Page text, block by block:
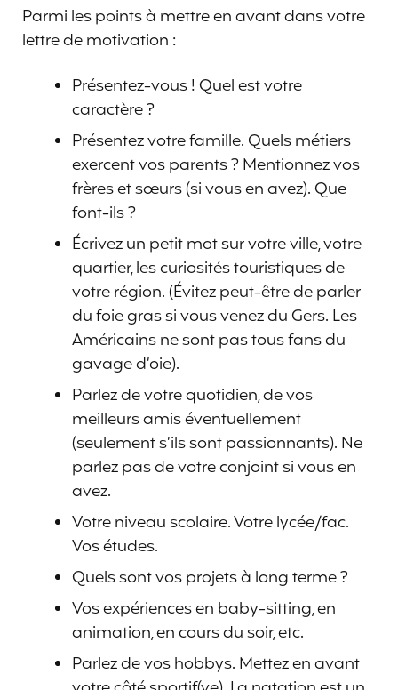
Parmi les points à mettre en avant dans votre
lettre de motivation :
Présentez-vous ! Quel est votre
caractère ?
Présentez votre famille. Quels métiers
exercent vos parents ? Mentionnez vos
frères et sœurs (si vous en avez). Que
font-ils ?
Écrivez un petit mot sur votre ville, votre
quartier, les curiosités touristiques de
votre région. (Évitez peut-être de parler
du foie gras si vous venez du Gers. Les
Américains ne sont pas tous fans du
gavage d’oie).
Parlez de votre quotidien, de vos
meilleurs amis éventuellement
(seulement s’ils sont passionnants). Ne
parlez pas de votre conjoint si vous en
avez.
Votre niveau scolaire. Votre lycée/fac.
Vos études.
Quels sont vos projets à long terme ?
Vos expériences en baby-sitting, en
animation, en cours du soir, etc.
Parlez de vos hobbys. Mettez en avant